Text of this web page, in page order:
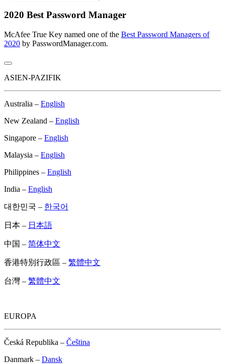
2020 Best Password Manager
McAfee True Key named one of the Best Password Managers of
2020 by PasswordManager.com.
ASIEN-PAZIFIK
Australia – English
New Zealand – English
Singapore – English
Malaysia – English
Philippines – English
India – English
대한민국 – 한국어
日本 – 日本語
中国 – 简体中文
香港特別行政區 – 繁體中文
台灣 – 繁體中文
EUROPA
Česká Republika – Čeština
Danmark – Dansk